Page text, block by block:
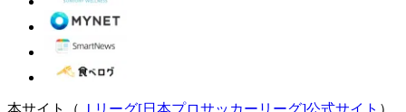
本サイト（ Ｊリーグ[日本プロサッカーリーグ]公式サイト ）